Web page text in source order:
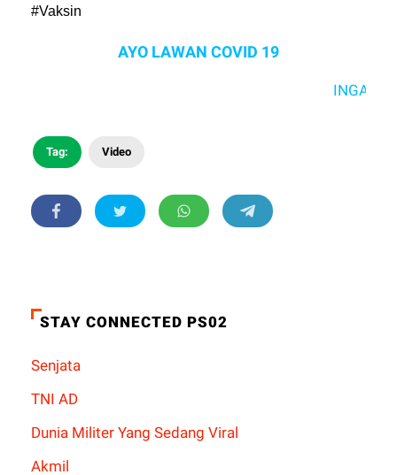
#Vaksin
AYO LAWAN COVID 19
INGAT 3M
Tag: Video
STAY CONNECTED PS02
Senjata
TNI AD
Dunia Militer Yang Sedang Viral
Akmil